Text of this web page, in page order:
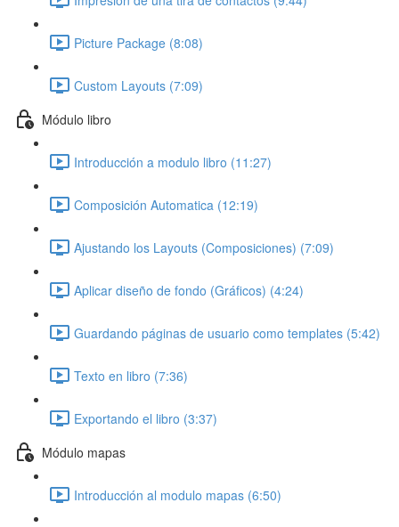
Picture Package (8:08)
Custom Layouts (7:09)
Módulo libro
Introducción a modulo libro (11:27)
Composición Automatica (12:19)
Ajustando los Layouts (Composiciones) (7:09)
Aplicar diseño de fondo (Gráficos) (4:24)
Guardando páginas de usuario como templates (5:42)
Texto en libro (7:36)
Exportando el libro (3:37)
Módulo mapas
Introducción al modulo mapas (6:50)